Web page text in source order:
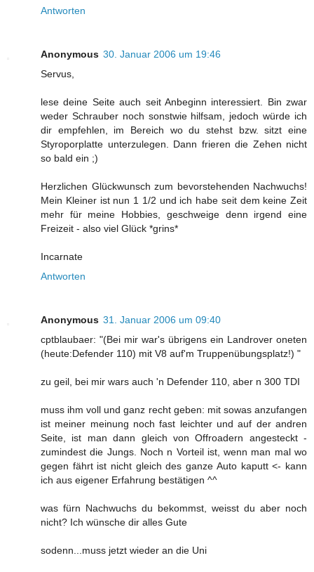
Antworten
Anonymous 30. Januar 2006 um 19:46
Servus,
lese deine Seite auch seit Anbeginn interessiert. Bin zwar
weder Schrauber noch sonstwie hilfsam, jedoch würde ich
dir empfehlen, im Bereich wo du stehst bzw. sitzt eine
Styroporplatte unterzulegen. Dann frieren die Zehen nicht
so bald ein ;)
Herzlichen Glückwunsch zum bevorstehenden Nachwuchs!
Mein Kleiner ist nun 1 1/2 und ich habe seit dem keine Zeit
mehr für meine Hobbies, geschweige denn irgend eine
Freizeit - also viel Glück *grins*
Incarnate
Antworten
Anonymous 31. Januar 2006 um 09:40
cptblaubaer: "(Bei mir war's übrigens ein Landrover oneten
(heute:Defender 110) mit V8 auf'm Truppenübungsplatz!) "
zu geil, bei mir wars auch 'n Defender 110, aber n 300 TDI
muss ihm voll und ganz recht geben: mit sowas anzufangen
ist meiner meinung noch fast leichter und auf der andren
Seite, ist man dann gleich von Offroadern angesteckt -
zumindest die Jungs. Noch n Vorteil ist, wenn man mal wo
gegen fährt ist nicht gleich des ganze Auto kaputt <- kann
ich aus eigener Erfahrung bestätigen ^^
was fürn Nachwuchs du bekommst, weisst du aber noch
nicht? Ich wünsche dir alles Gute
sodenn...muss jetzt wieder an die Uni